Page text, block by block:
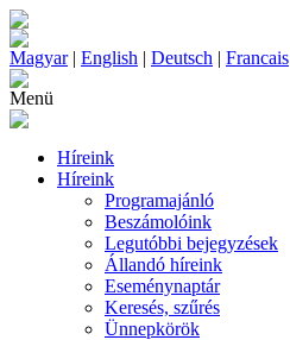
Magyar| English | Deutsch | Francais
Menü
Híreink
Híreink
Programajánló
Beszámolóink
Legutóbbi bejegyzések
Állandó híreink
Eseménynaptár
Keresés, szűrés
Ünnepkörök